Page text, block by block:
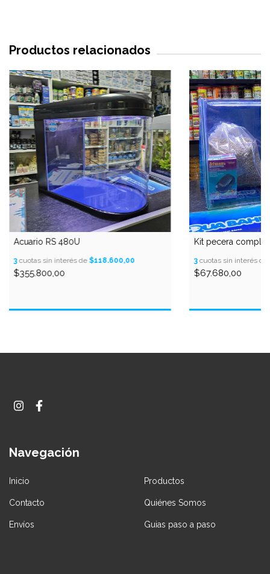
Productos relacionados
Acuario RS 480U
3cuotas sin interés de $118.600,00
$355.800,00
Kit pecera
3cuotas sin interés de
$67.680,00
Navegación
Inicio Productos
Contacto Quiénes Somos
Envíos Guias paso a paso